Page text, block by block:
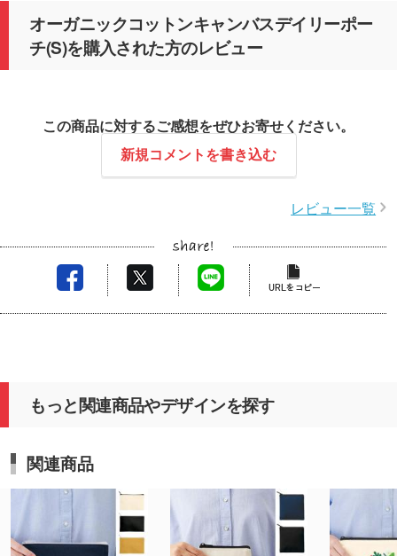
オーガニックコットンキャンバスデイリーポー
チ(S)を購入された方のレビュー
この商品に対するご感想をぜひお寄せください。
新規コメントを書き込む
レビュー一覧
もっと関連商品やデザインを探す
関連商品